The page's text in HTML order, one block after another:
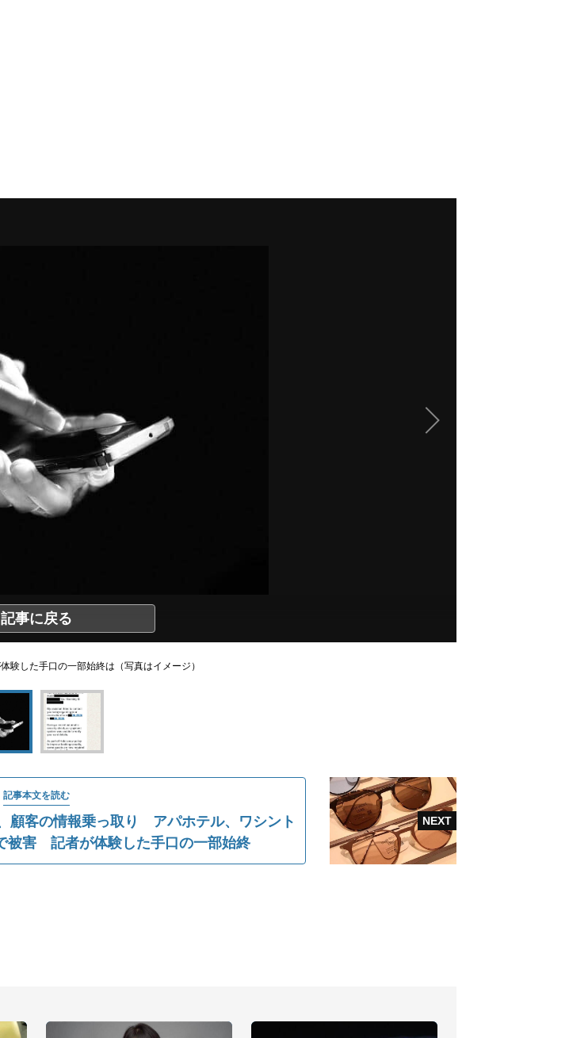
記事に戻る
験した手口の一部始終は（写真はイメージ）
記事本文を読む
顧客の情報乗っ取り アパホテル、ワシント
被害 記者が体験した手口の一部始終